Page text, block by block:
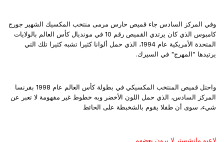
وفي المركز السادس جاء قميص حارس مرمى منتخب المكسيك الشهير جورج
كامبوس الذي كان يرتدي القميص رقم 10 في مونديال كأس العالم بالولايات
المتحدة الأمريكية عام 1994، الذي حمل ألوانا كثيرا تشبه كثيرا تلك التي
يرتيدها "المهرج" في السيرك.
واحتل قميص المنتخب المكسيكي في بطولة كأس العالم عام 1998 بفرنسا
المركز السادس، الذي حمل اللون الأخضر وبه خطوط غير مفهومة لا تعبر عن
شيء، سوى أن طفلا يقوم بالشخبطة على الحائط
لاعبو مانشستر لا يرون بعضهم